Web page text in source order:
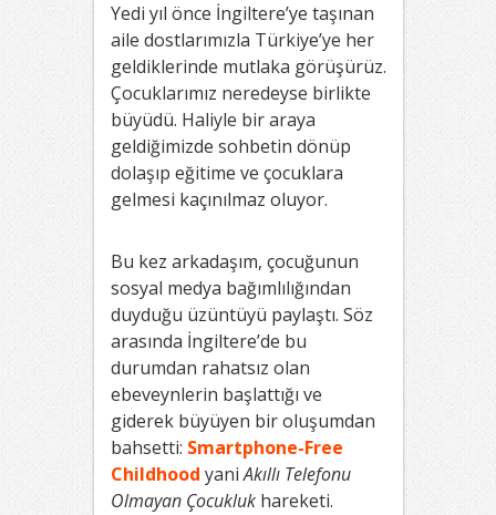
Yedi yıl önce İngiltere’ye taşınan
aile dostlarımızla Türkiye’ye her
geldiklerinde mutlaka görüşürüz.
Çocuklarımız neredeyse birlikte
büyüdü. Haliyle bir araya
geldiğimizde sohbetin dönüp
dolaşıp eğitime ve çocuklara
gelmesi kaçınılmaz oluyor.
Bu kez arkadaşım, çocuğunun
sosyal medya bağımlılığından
duyduğu üzüntüyü paylaştı. Söz
arasında İngiltere’de bu
durumdan rahatsız olan
ebeveynlerin başlattığı ve
giderek büyüyen bir oluşumdan
bahsetti: Smartphone-Free
Childhood yaniAkıllı Telefonu
Olmayan Çocuklukhareketi.